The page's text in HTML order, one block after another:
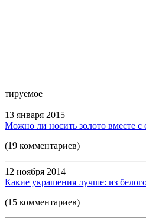
тируемое
13 января 2015
Можно ли носить золото вместе с
(19 комментариев)
12 ноября 2014
Какие украшения лучше: из
(15 комментариев)